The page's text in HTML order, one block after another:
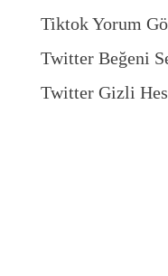
Tiktok Yorum
Twitter Beğeni
Twitter Gizli